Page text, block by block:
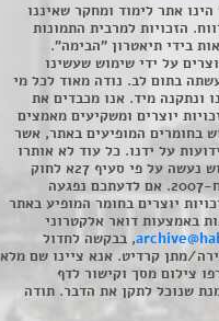
אתר לימוד ומחקר שאיננו
הזכויות למרבית התמונות
בידי תיאטרון "הבימה".
על ידי שימוש שעשינו
בתום לב. נודה מאוד לכל מי
ונתקנה מיד. אנו מכבדים את
יוצרים ומשקיעים מאמצים
בחומרים המופיעים באתר, אשר
על ידנו. כל עוד לא אותרו
בעלי הזכויות, השימוש נעשה על פי סעיף 27א לחוק
זכויות יוצרים תשס"ח-2007. אם לדעתכם נפגעה
יוצרים בחומר המופיע באתר
באמצעות דואר אלקטרוני
, בבקשה לחדול
מתן קרדיט. אנא ציינו שם מלא
צילום מסך וקישור לדף
שנוכל לתקן את הדבר. תודה